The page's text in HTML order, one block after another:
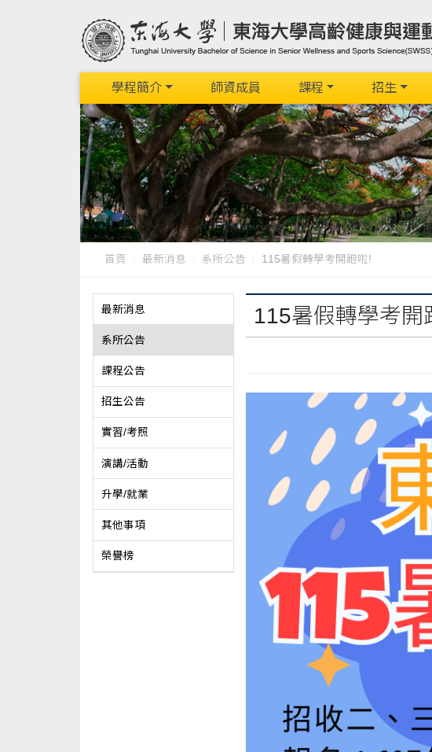
學程簡介 師資成員 課程 招生
首頁 最新消息 系所公告 115暑假轉學考開跑啦!
最新消息
系所公告
課程公告
招生公告
實習/考照
演講/活動
升學/就業
其他事項
榮譽榜
115暑假轉學考開